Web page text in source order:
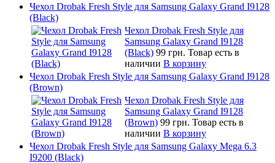
Чехол Drobak Fresh Style для Samsung Galaxy Grand I9128
(Black)
Чехол Drobak Fresh Style для
Samsung Galaxy Grand I9128
(Black) 99 грн. Товар есть в
наличии В корзину
Чехол Drobak Fresh Style для Samsung Galaxy Grand I9128
(Brown)
Чехол Drobak Fresh Style для
Samsung Galaxy Grand I9128
(Brown) 99 грн. Товар есть в
наличии В корзину
Чехол Drobak Fresh Style для Samsung Galaxy Mega 6.3
I9200 (Black)